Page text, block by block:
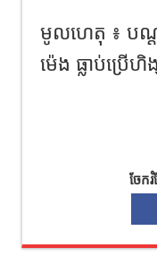
មូលហេតុ​ ៖​ បណ្
ម៉េ​ង​ ធ្លាប់​ប្រ
ចែក